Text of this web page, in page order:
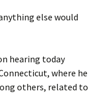
else would
hearing today
where he
others, related to